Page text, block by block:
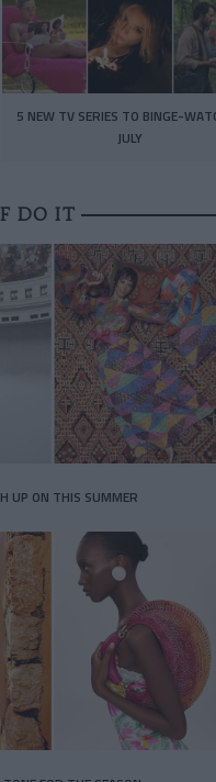
5 NEW TV SERIES TO BINGE-
JULY
DO IT
UP ON THIS SUMMER